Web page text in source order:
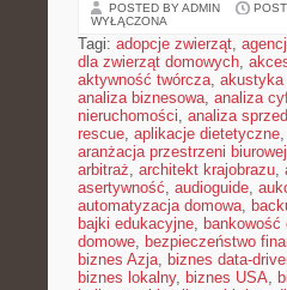
POSTED BY ADMIN
WYŁĄCZONA
Tagi: adopcje zwierząt,
dla zwierząt domowych,
aktywność twórcza, akustyka
analiza biznesowa, analiza
nieruchomości, analiza
rescue, aplikacje dietetyczne,
aranżacja przestrzeni biurowej
arbitraż, architekt krajobrazu,
asertywność, audioguide,
automatyzacja domowa,
bajki edukacyjne, bankowość
domowe, bezpieczeństwo
biznes Azja, biznes data-
biznes lokalny, biznes USA,